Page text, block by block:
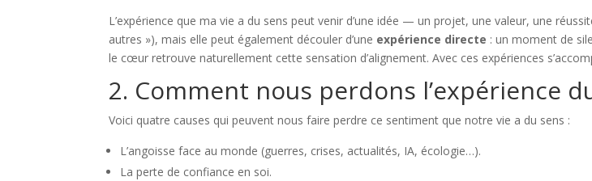
L’expérience que ma vie a du sens peut venir d’une idée — un projet, une valeur, une
autres »), mais elle peut également découler d’une expérience directe : un moment de
le cœur retrouve naturellement cette sensation d’alignement. Avec ces expériences
2. Comment nous perdons l’expérience
Voici quatre causes qui peuvent nous faire perdre ce sentiment que notre vie a du sens :
L’angoisse face au monde (guerres, crises, actualités, IA, écologie…).
La perte de confiance en soi.